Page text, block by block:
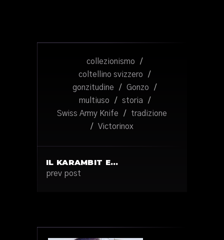
collezionismo
/
coltellino svizzero
/
gonzitudine
/ Gonzo
/
multiuso
/ storia
/
Swiss Army Knife
/
tradizione
/
Victorinox
IL KARAMBIT E…
prev post